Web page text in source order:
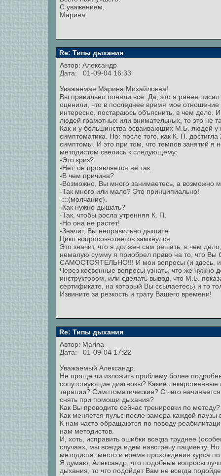
С уважением,
Марина.
Re: Типы дыхания
Автор: Александр
Дата: 01-09-04 16:33
Уважаемая Марина Михайловна!
Вы правильно поняли все. Да, это я ранее
оценили, что в последнее время мое
интересно, постараюсь объяснить, в чем дело.
людей грамотных или внимательных, то это не
Как и у большинства осваивающих М.Б. людей
симптоматика. Но: после того, как К. П.
симптомы. И это при том, что темпов занятий
методистом свелись к следующему:
-Это криз?
-Нет, он проявляется не так.
-В чем причина?
-Возможно, Вы много занимаетесь, а возможно
-Так много или мало? Это принципиально!
-:::(молчание).
-Как нужно дышать?
-Так, чтобы росла утренняя К. П.
-Но она не растет!
-Значит, Вы неправильно дышите.
Цикл вопросов-ответов замкнулся.
Это значит, что я должен сам решать, в чем
немалую сумму я приобрел право на то, что
САМОСТОЯТЕЛЬНО!!! И мои вопросы (и здесь, и
Через косвенные вопросы узнать, что же нужно
инструктором, или сделать вывод, что М.Б.
сертификате, на который Вы ссылаетесь) и то
Извините за резкость и трату Вашего времени!
Re: Типы дыхания
Автор: Marina
Дата: 01-09-04 17:22
Уважаемый Александр.
Не проще ли изложить проблему более
сопутствующие диагнозы? Какие
терапии? Симптоматические? С чего
снять при помощи дыхания?
Как Вы проводите сейчас тренировки по
Как меняется пульс после замера каждой паузы
К нам часто обращаются по поводу
нам методистов.
И, хоть, исправить ошибки всегда труднее
случаях, мы всегда идем навстречу пациенту.
методиста, место и время прохождения курса
Я думаю, Александр, что подобные вопросы
дыхания, то что подойдет Вам не всегда